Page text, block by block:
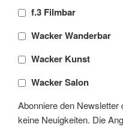
f.3 Filmbar
Wacker Wanderbar
Wacker Kunst
Wacker Salon
Abonniere den
keine Neuigkeiten. Die